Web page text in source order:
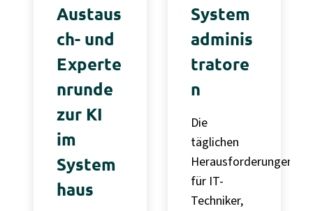
Austaus
ch- und
Experte
nrunde
zur KI
im
System
haus
System
adminis
tratore
n
Die
täglichen
Herausforderungen
für IT-
Techniker,